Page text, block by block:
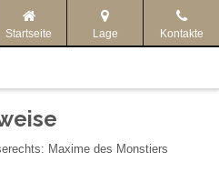
Startseite Lage Kontakte
Maxime des Monstiers